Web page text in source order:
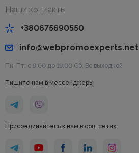
Наши контакты
+380675690550
info@webpromoexperts.net
Пн-Пт: с 9:00 до 19:00 Cб, Вс выходной
Пишите нам в мессенджеры
Присоединяйтесь к нам в соц. сетях